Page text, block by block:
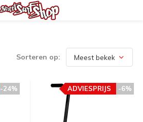
Sorteren op:
-24% -6%
ADVIESPRIJS